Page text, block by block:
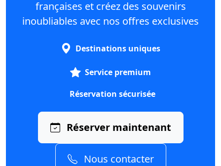
françaises et créez des souvenirs
inoubliables avec nos offres exclusives
Destinations uniques
Service premium
Réservation sécurisée
Réserver maintenant
Nous contacter